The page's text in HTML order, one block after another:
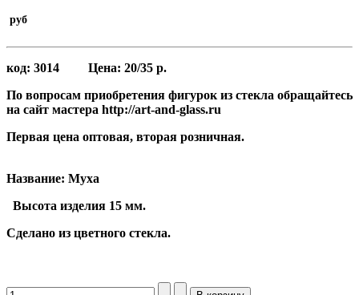
руб
код: 3014 Цена: 20/35 р.
По вопросам приобретения фигурок из стекла обращайтесь
на сайт мастера http://art-and-glass.ru
Первая цена оптовая, вторая розничная.
Название: Муха
Высота изделия 15 мм.
Сделано из цветного стекла.